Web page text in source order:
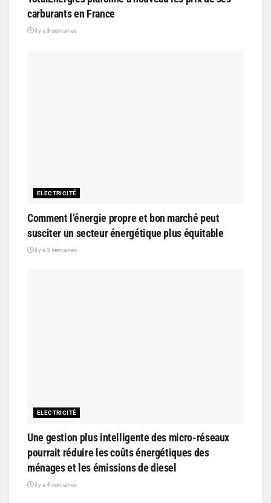
carburants en France
il y a 3 semaines
ELECTRICITÉ
Comment l’énergie propre et bon marché peut
susciter un secteur énergétique plus équitable
il y a 3 semaines
ELECTRICITÉ
Une gestion plus intelligente des micro-réseaux
pourrait réduire les coûts énergétiques des
ménages et les émissions de diesel
il y a 4 semaines